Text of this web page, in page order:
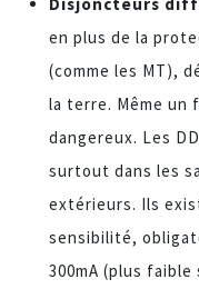
en plus de la
(comme les MT),
la terre. Même
dangereux. Les
surtout dans les
extérieurs. Ils
sensibilité,
300mA (plus